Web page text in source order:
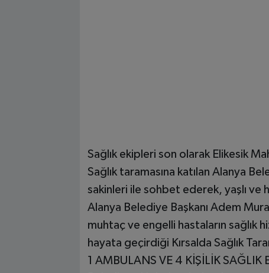
Sağlık ekipleri son olarak Elikesik
Sağlık taramasına katılan Alanya
sakinleri ile sohbet ederek, yaşlı ve
Alanya Belediye Başkanı Adem
muhtaç ve engelli hastaların sağlık
hayata geçirdiği Kırsalda Sağlık
1 AMBULANS VE 4 KİŞİLİK